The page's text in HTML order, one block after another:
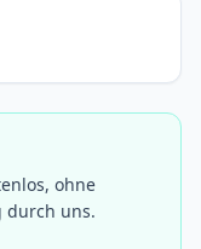
ohne
durch uns.